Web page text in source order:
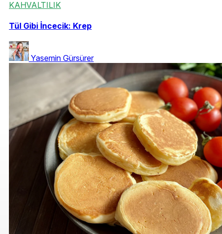
KAHVALTILIK
Tül Gibi İncecik: Krep
Yasemin Gürsürer